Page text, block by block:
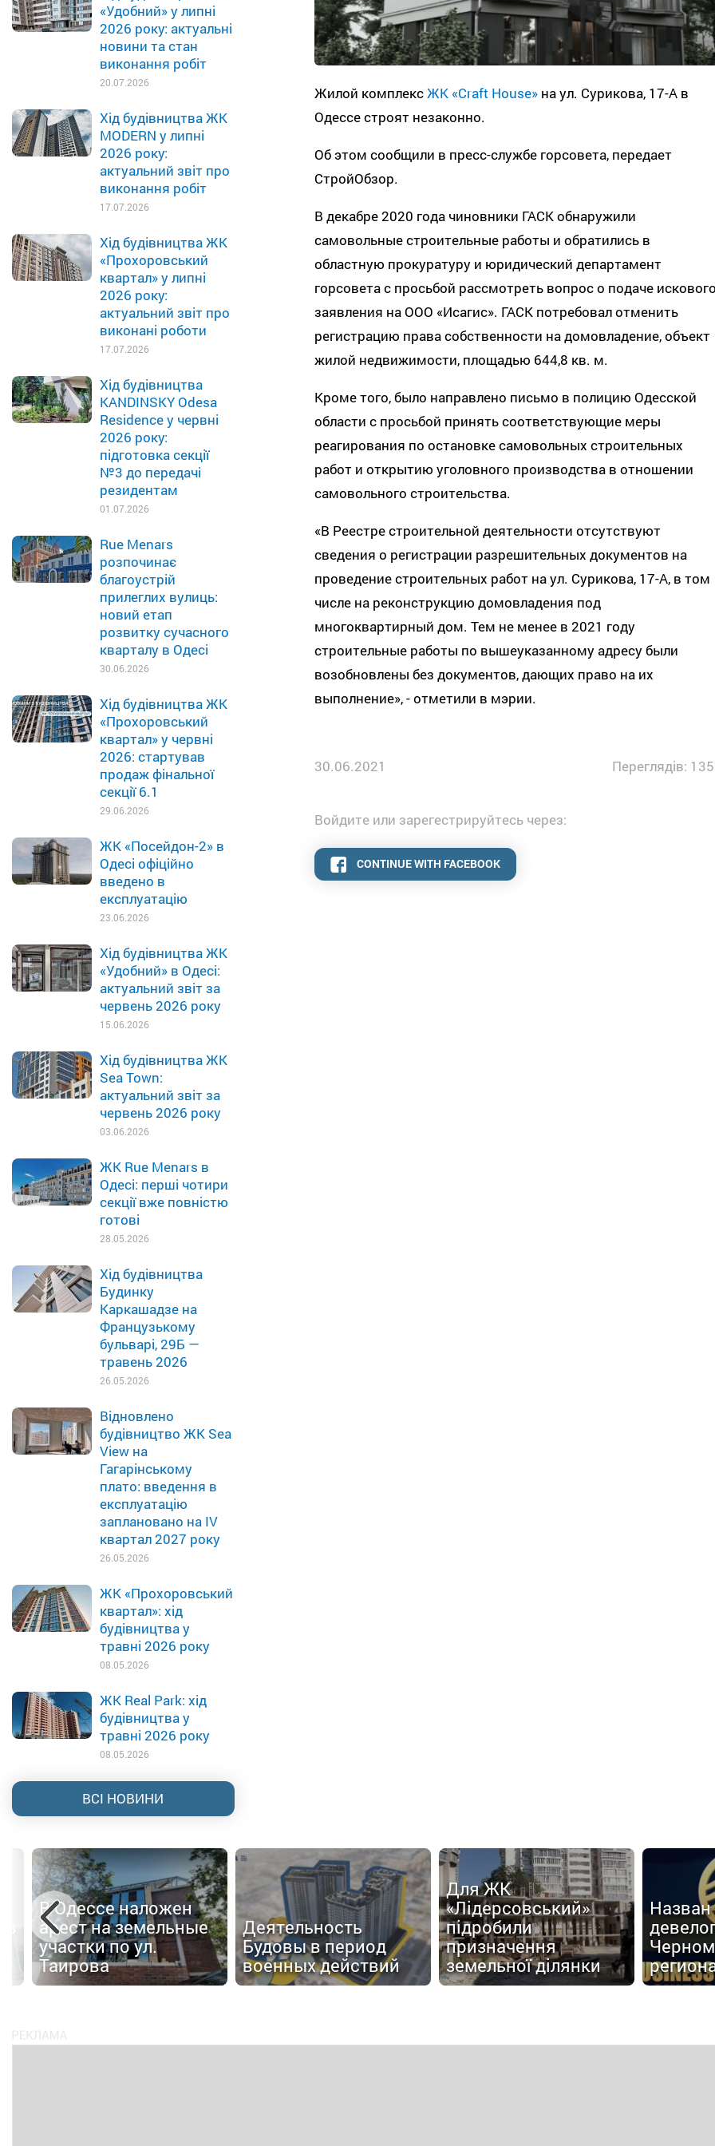
«Удобний» у липні
2026 року: актуальні
новини та стан
виконання робіт
20.07.2026
Хід будівництва ЖК
MODERN у липні
2026 року:
актуальний звіт про
виконання робіт
17.07.2026
Хід будівництва ЖК
«Прохоровський
квартал» у липні
2026 року:
актуальний звіт про
виконані роботи
17.07.2026
Хід будівництва
KANDINSKY Odesa
Residence у червні
2026 року:
підготовка секції
№3 до передачі
резидентам
01.07.2026
Rue Menars
розпочинає
благоустрій
прилеглих вулиць:
новий етап
розвитку сучасного
кварталу в Одесі
30.06.2026
Хід будівництва ЖК
«Прохоровський
квартал» у червні
2026: стартував
продаж фінальної
секції 6.1
29.06.2026
ЖК «Посейдон-2» в
Одесі офіційно
введено в
експлуатацію
23.06.2026
Хід будівництва ЖК
«Удобний» в Одесі:
актуальний звіт за
червень 2026 року
15.06.2026
Хід будівництва ЖК
Sea Town:
актуальний звіт за
червень 2026 року
03.06.2026
ЖК Rue Menars в
Одесі: перші чотири
секції вже повністю
готові
28.05.2026
Хід будівництва
Будинку
Каркашадзе на
Французькому
бульварі, 29Б —
травень 2026
26.05.2026
Відновлено
будівництво ЖК Sea
View на
Гагарінському
плато: введення в
експлуатацію
заплановано на IV
квартал 2027 року
26.05.2026
ЖК «Прохоровський
квартал»: хід
будівництва у
травні 2026 року
08.05.2026
ЖК Real Park: хід
будівництва у
травні 2026 року
08.05.2026
ВСІ НОВИНИ
Жилой комплексЖК «Craft House»на ул. Сурикова, 17-А в
Одессе строят незаконно.
Об этом сообщили в пресс-службе горсовета, передает
СтройОбзор.
В декабре 2020 года чиновники ГАСК обнаружили
самовольные строительные работы и обратились в
областную прокуратуру и юридический департамент
горсовета с просьбой рассмотреть вопрос о подаче
заявления на ООО «Исагис». ГАСК потребовал отменить
регистрацию права собственности на домовладение, объект
жилой недвижимости, площадью 644,8 кв. м.
Кроме того, было направлено письмо в полицию Одесской
области с просьбой принять соответствующие меры
реагирования по остановке самовольных строительных
работ и открытию уголовного производства в отношении
самовольного строительства.
«В Реестре строительной деятельности отсутствуют
сведения о регистрации разрешительных документов на
проведение строительных работ на ул. Сурикова, 17-А, в том
числе на реконструкцию домовладения под
многоквартирный дом. Тем не менее в 2021 году
строительные работы по вышеуказанному адресу были
возобновлены без документов, дающих право на их
выполнение», - отметили в мэрии.
30.06.2021 Переглядів:
Войдите или зарегестрируйтесь через:
CONTINUE WITH FACEBOOK
В Одессе наложен
арест на земельные
участки по ул.
Таирова
Деятельность
Будовы в период
военных действий
Для ЖК
«Лідерсовський»
підробили
призначення
земельної ділянки